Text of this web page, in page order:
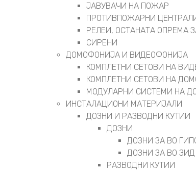
ЈАВУВАЧИ НА ПОЖАР
ПРОТИВПОЖАРНИ
РЕЛЕИ, ОСТАНАТА ОПРЕМА
СИРЕНИ
ДОМОФОНИЈА И ВИДЕОФОНИЈА
КОМПЛЕТНИ СЕТОВИ НА
КОМПЛЕТНИ СЕТОВИ НА
МОДУЛАРНИ СИСТЕМИ НА
ИНСТАЛАЦИОНИ МАТЕРИЈАЛИ
ДОЗНИ И РАЗВОДНИ КУТИИ
ДОЗНИ
ДОЗНИ ЗА ВО
ДОЗНИ ЗА ВО ЗИД
РАЗВОДНИ КУТИИ